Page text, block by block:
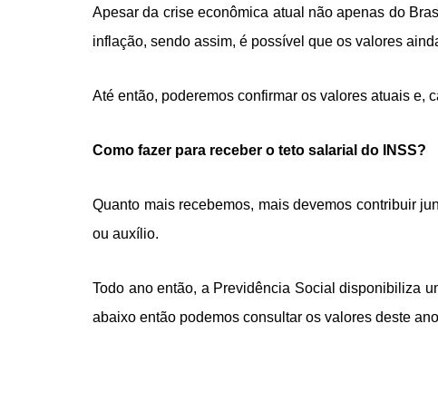
Apesar da crise econômica atual não apenas do
inflação, sendo assim, é possível que os valores
Até então, poderemos confirmar os valores atuais e,
Como fazer para receber o teto salarial do INSS?
Quanto mais recebemos, mais devemos contribuir
ou auxílio.
Todo ano então, a Previdência Social disponibiliza
abaixo então podemos consultar os valores deste